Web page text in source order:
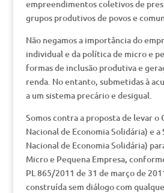
empreendimentos coletivos de
grupos produtivos de povos e
Não negamos a importância do
individual e da política de micro e
formas de inclusão produtiva e
renda. No entanto, submetidas à
a um sistema precário e desigual.
Somos contra a proposta de levar o
Nacional de Economia Solidária) e
Nacional de Economia Solidária)
Micro e Pequena Empresa,
PL 865/2011 de 31 de março de
construída sem diálogo com